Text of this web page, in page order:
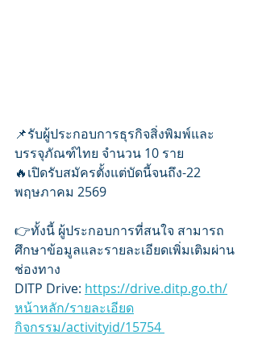
📌รับผู้ประกอบการธุรกิจสิ่งพิมพ์และ
บรรจุภัณฑ์ไทย จำนวน 10 ราย
🔥เปิดรับสมัครตั้งแต่บัดนี้จนถึง-22
พฤษภาคม 2569
👉ทั้งนี้ ผู้ประกอบการที่สนใจ สามารถ
ศึกษาข้อมูลและรายละเอียดเพิ่มเติมผ่าน
ช่องทาง
DITP Drive: https://drive.ditp.go.th/
หน้าหลัก/รายละเอียด
กิจกรรม/activityid/15754